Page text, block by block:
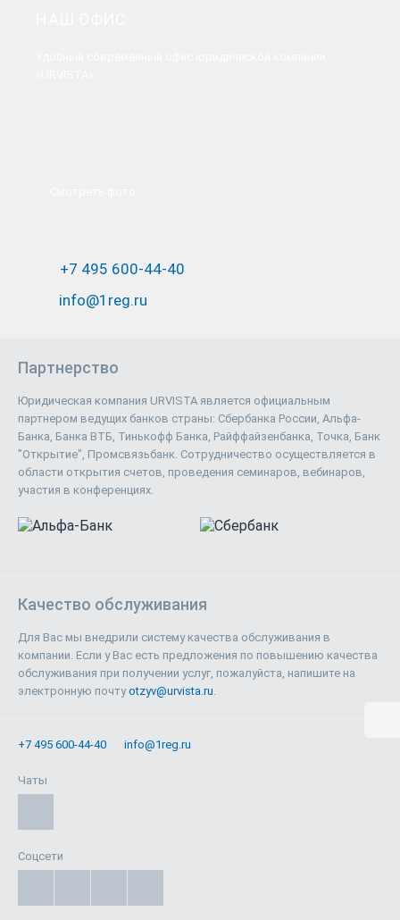
+7 495 600-44-40
info@1reg.ru
Партнерство
Юридическая компания URVISTA является официальным
партнером ведущих банков страны: Сбербанка России, Альфа-
Банка, Банка ВТБ, Тинькофф Банка, Райффайзенбанка, Точка, Банк
"Открытие", Промсвязьбанк. Сотрудничество осуществляется в
области открытия счетов, проведения семинаров, вебинаров,
участия в конференциях.
Качество обслуживания
Для Вас мы внедрили систему качества обслуживания в
компании. Если у Вас есть предложения по повышению качества
обслуживания при получении услуг, пожалуйста, напишите на
электронную почтуotzyv@urvista.ru.
+7 495 600-44-40 info@1reg.ru
Чаты
Соцсети